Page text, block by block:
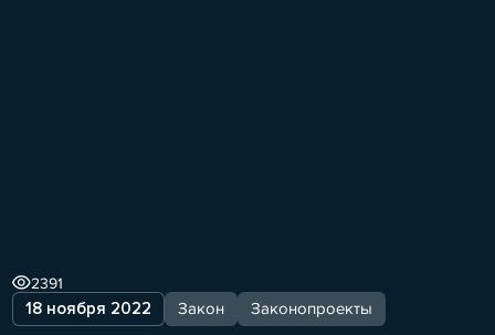
18 ноября 2022 Закон Законопроекты
2391